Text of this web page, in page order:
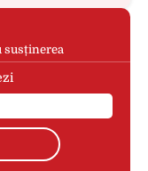
susținerea